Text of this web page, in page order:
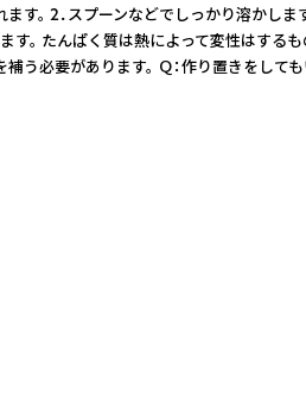
スプーンなどでしっかり溶か
ぱく質は熱によって変性はす
要があります。 Ｑ：作り置きをし